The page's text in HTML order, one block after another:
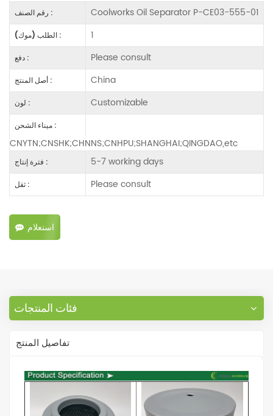
رقم الصنف : Coolworks Oil Separator P-CE03-555-01
الطلب (موك) : 1
دفع : Please consult
أصل المنتج : China
لون : Customizable
ميناء الشحن :
CNYTN;CNSHK;CHNNS;CNHPU;SHANGHAI;QINGDAO,etc
فترة إنتاج : 5-7 working days
ثقل : Please consult
استعلام
فئات المنتجات
تفاصيل المنتج